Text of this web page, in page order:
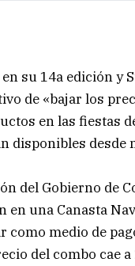
su 14a edición y
de «bajar los
en las fiestas
disponibles desde
del Gobierno de
en una Canasta
como medio de
del combo cae a